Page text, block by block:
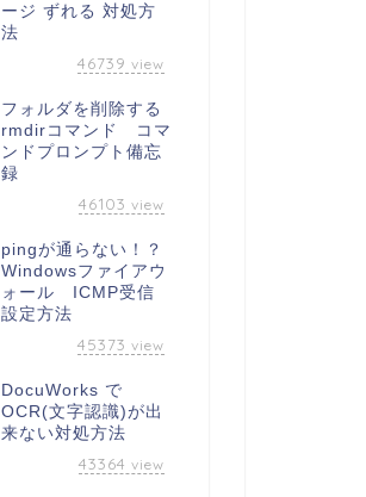
ージ ずれる 対処方
法
46739 view
フォルダを削除する
rmdirコマンド コマ
ンドプロンプト備忘
録
46103 view
pingが通らない！？
Windowsファイアウ
ォール ICMP受信
設定方法
45373 view
DocuWorks で
OCR(文字認識)が出
来ない対処方法
43364 view